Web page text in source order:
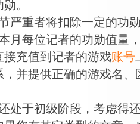
。
严重者将扣除一定的功
月每位记者的功勋值量
充值到记者的游戏账号
并提供正确的游戏名、
处于初级阶段，考虑得